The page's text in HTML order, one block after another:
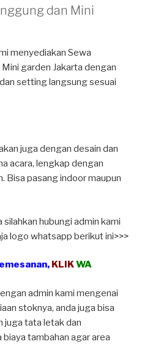
dan Mini
menyediakan Sewa
garden Jakarta dengan
setting langsung sesuai
juga dengan desain dan
acara, lengkap dengan
Bisa pasang indoor maupun
hubungi admin kami
logo whatsapp berikut ini>>>
KLIKWA
admin kami mengenai
stoknya, anda juga bisa
juga tata letak dan
tambahan agar area